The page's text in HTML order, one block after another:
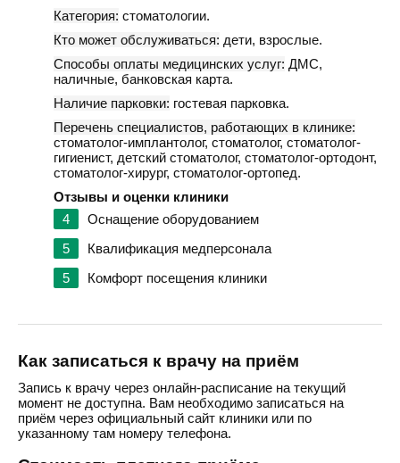
Категория: стоматологии.
Кто может обслуживаться: дети, взрослые.
Способы оплаты медицинских услуг: ДМС,
наличные, банковская карта.
Наличие парковки: гостевая парковка.
Перечень специалистов, работающих в клинике:
стоматолог-имплантолог, стоматолог, стоматолог-
гигиенист, детский стоматолог, стоматолог-ортодонт,
стоматолог-хирург, стоматолог-ортопед.
Отзывы и оценки клиники
4
Оснащение оборудованием
5
Квалификация медперсонала
5
Комфорт посещения клиники
Как записаться к врачу на приём
Запись к врачу через онлайн-расписание на текущий
момент не доступна. Вам необходимо записаться на
приём через официальный сайт клиники или по
указанному там номеру телефона.